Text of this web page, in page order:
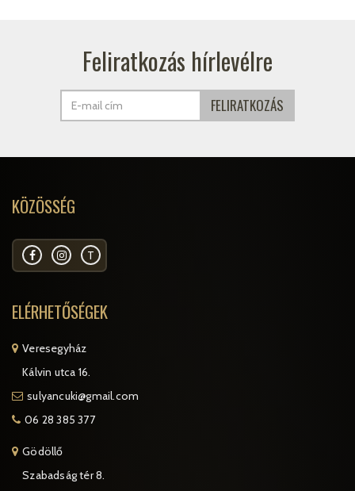
Feliratkozás hírlevélre
KÖZÖSSÉG
T
ELÉRHETŐSÉGEK
Veresegyház
Kálvin utca 16.
sulyancuki@gmail.com
06 28 385 377
Gödöllő
Szabadság tér 8.